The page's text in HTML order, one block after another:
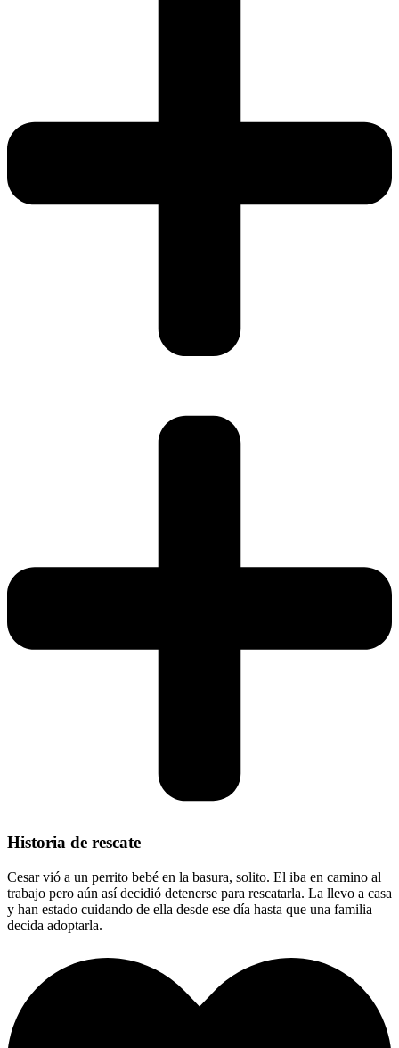
Historia de rescate
Cesar vió a un perrito bebé en la basura, solito. El iba en camino al
trabajo pero aún así decidió detenerse para rescatarla. La llevo a casa
y han estado cuidando de ella desde ese día hasta que una familia
decida adoptarla.